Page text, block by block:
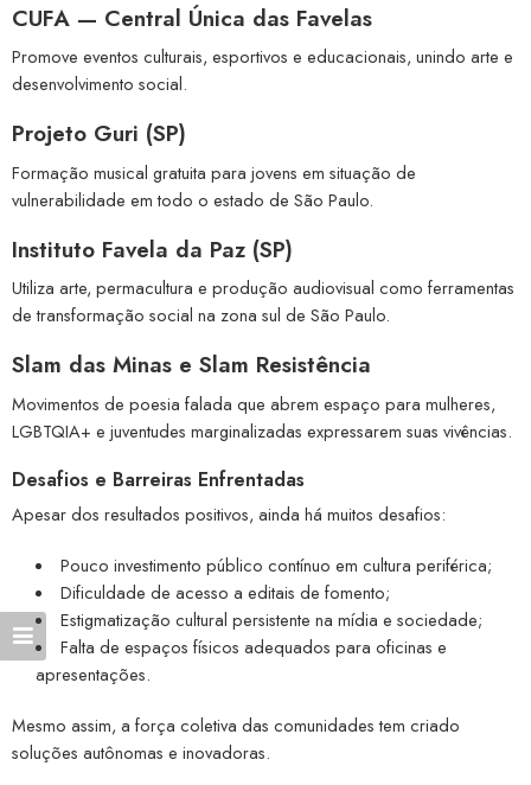
CUFA — Central Única das Favelas
Promove eventos culturais, esportivos e educacionais, unindo arte e
desenvolvimento social.
Projeto Guri (SP)
Formação musical gratuita para jovens em situação de
vulnerabilidade em todo o estado de São Paulo.
Instituto Favela da Paz (SP)
Utiliza arte, permacultura e produção audiovisual como ferramentas
de transformação social na zona sul de São Paulo.
Slam das Minas e Slam Resistência
Movimentos de poesia falada que abrem espaço para mulheres,
LGBTQIA+ e juventudes marginalizadas expressarem suas vivências.
Desafios e Barreiras Enfrentadas
Apesar dos resultados positivos, ainda há muitos desafios:
Pouco investimento público contínuo em cultura periférica;
Dificuldade de acesso a editais de fomento;
Estigmatização cultural persistente na mídia e sociedade;
Falta de espaços físicos adequados para oficinas e
apresentações.
Mesmo assim, a força coletiva das comunidades tem criado
soluções autônomas e inovadoras.